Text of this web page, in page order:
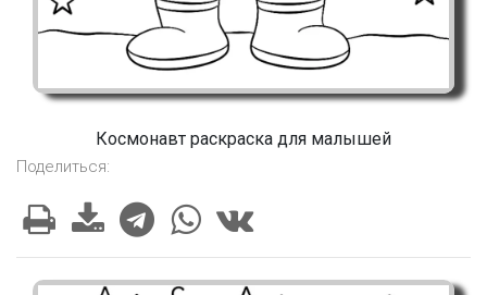
Космонавт раскраска для малышей
Поделиться: